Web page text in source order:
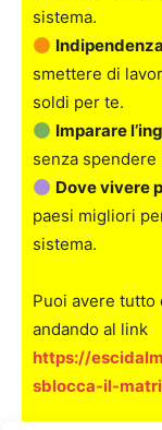
sistema.
smettere di
soldi per te.
Imparare
senza
Dove vivere
paesi migliori
sistema.
Puoi avere tutto
andando al link
https://
sblocca-il-